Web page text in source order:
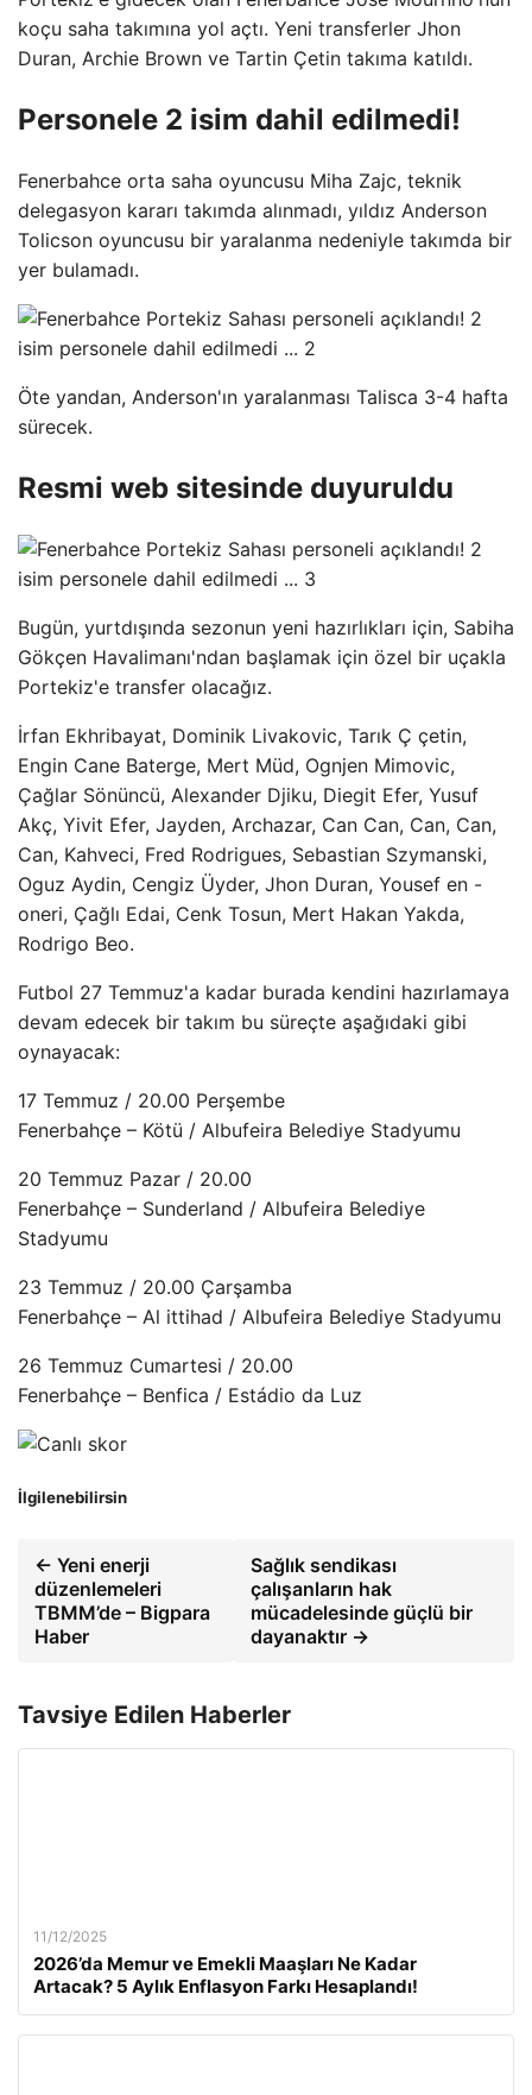
koçu saha takımına yol açtı. Yeni transferler Jhon
Duran, Archie Brown ve Tartin Çetin takıma katıldı.
Personele 2 isim dahil edilmedi!
Fenerbahce orta saha oyuncusu Miha Zajc, teknik
delegasyon kararı takımda alınmadı, yıldız Anderson
Tolicson oyuncusu bir yaralanma nedeniyle takımda bir
yer bulamadı.
Öte yandan, Anderson'ın yaralanması Talisca 3-4 hafta
sürecek.
Resmi web sitesinde duyuruldu
Bugün, yurtdışında sezonun yeni hazırlıkları için, Sabiha
Gökçen Havalimanı'ndan başlamak için özel bir uçakla
Portekiz'e transfer olacağız.
İrfan Ekhribayat, Dominik Livakovic, Tarık Ç çetin,
Engin Cane Baterge, Mert Müd, Ognjen Mimovic,
Çağlar Sönüncü, Alexander Djiku, Diegit Efer, Yusuf
Akç, Yivit Efer, Jayden, Archazar, Can Can, Can, Can,
Can, Kahveci, Fred Rodrigues, Sebastian Szymanski,
Oguz Aydin, Cengiz Üyder, Jhon Duran, Yousef en -
oneri, Çağlı Edai, Cenk Tosun, Mert Hakan Yakda,
Rodrigo Beo.
Futbol 27 Temmuz'a kadar burada kendini hazırlamaya
devam edecek bir takım bu süreçte aşağıdaki gibi
oynayacak:
17 Temmuz / 20.00 Perşembe
Fenerbahçe – Kötü / Albufeira Belediye Stadyumu
20 Temmuz Pazar / 20.00
Fenerbahçe – Sunderland / Albufeira Belediye
Stadyumu
23 Temmuz / 20.00 Çarşamba
Fenerbahçe – Al ittihad / Albufeira Belediye Stadyumu
26 Temmuz Cumartesi / 20.00
Fenerbahçe – Benfica / Estádio da Luz
İlgilenebilirsin
← Yeni enerji
düzenlemeleri
TBMM’de – Bigpara
Haber
Sağlık sendikası
çalışanların hak
mücadelesinde güçlü bir
dayanaktır →
Tavsiye Edilen Haberler
11/12/2025
2026’da Memur ve Emekli Maaşları Ne Kadar
Artacak? 5 Aylık Enflasyon Farkı Hesaplandı!